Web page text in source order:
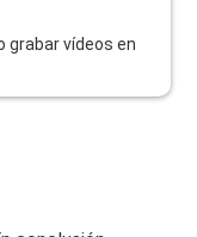
grabar vídeos en